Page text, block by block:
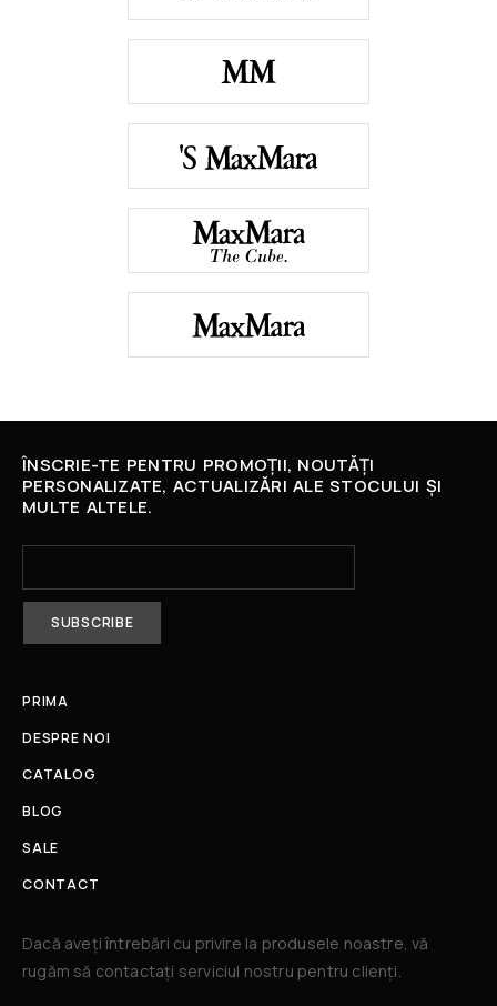
ÎNSCRIE-TE PENTRU PROMOȚII, NOUTĂȚI
PERSONALIZATE, ACTUALIZĂRI ALE STOCULUI ȘI
MULTE ALTELE.
PRIMA
DESPRE NOI
CATALOG
BLOG
SALE
CONTACT
Dacă aveți întrebări cu privire la produsele noastre, vă
rugăm să contactați serviciul nostru pentru clienți.​